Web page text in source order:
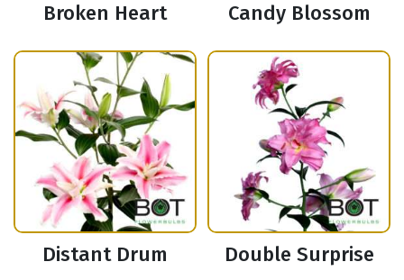
Broken Heart Candy Blossom
Distant Drum Double Surprise